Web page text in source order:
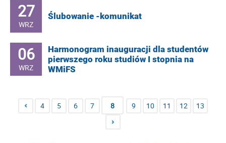
27
WRZ
Ślubowanie -komunikat
06
WRZ
Harmonogram inauguracji dla studentów
pierwszego roku studiów I stopnia na
WMiFS
4 5 6 7 8 9 10 11 12 13